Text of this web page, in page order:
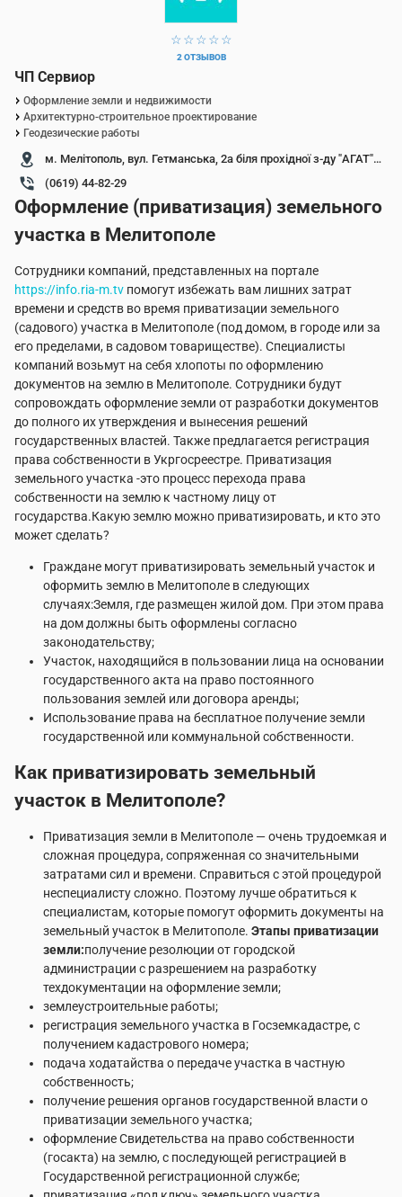
4 звезды
3 звезды
2 звезды
1 звезда
2 ОТЗЫВОВ
ЧП Сервиор
Оформление земли и недвижимости
Архитектурно-строительное проектирование
Геодезические работы
м. Мелітополь, вул. Гетманська, 2а біля прохідної з-ду "АГАТ" (Леніна)
(0619) 44-82-29
Оформление (приватизация) земельного
участка в Мелитополе
Сотрудники компаний, представленных на портале
https://info.ria-m.tv помогут избежать вам лишних затрат
времени и средств во время приватизации земельного
(садового) участка в Мелитополе (под домом, в городе или за
его пределами, в садовом товариществе). Специалисты
компаний возьмут на себя хлопоты по оформлению
документов на землю в Мелитополе. Сотрудники будут
сопровождать оформление земли от разработки документов
до полного их утверждения и вынесения решений
государственных властей. Также предлагается регистрация
права собственности в Укргосреестре. Приватизация
земельного участка -это процесс перехода права
собственности на землю к частному лицу от
государства.Какую землю можно приватизировать, и кто это
может сделать?
Граждане могут приватизировать земельный участок и
оформить землю в Мелитополе в следующих
случаях:Земля, где размещен жилой дом. При этом права
на дом должны быть оформлены согласно
законодательству;
Участок, находящийся в пользовании лица на основании
государственного акта на право постоянного
пользования землей или договора аренды;
Использование права на бесплатное получение земли
государственной или коммунальной собственности.
Как приватизировать земельный
участок в Мелитополе?
Приватизация земли в Мелитополе — очень трудоемкая и
сложная процедура, сопряженная со значительными
затратами сил и времени. Справиться с этой процедурой
неспециалисту сложно. Поэтому лучше обратиться к
специалистам, которые помогут оформить документы на
земельный участок в Мелитополе. Этапы приватизации
земли:получение резолюции от городской
администрации с разрешением на разработку
техдокументации на оформление земли;
землеустроительные работы;
регистрация земельного участка в Госземкадастре, с
получением кадастрового номера;
подача ходатайства о передаче участка в частную
собственность;
получение решения органов государственной власти о
приватизации земельного участка;
оформление Свидетельства на право собственности
(госакта) на землю, с последующей регистрацией в
Государственной регистрационной службе;